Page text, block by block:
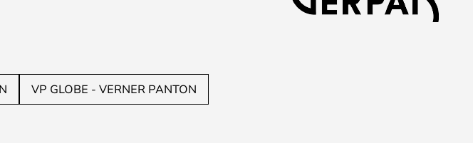
VP GLOBE - VERNER PANTON